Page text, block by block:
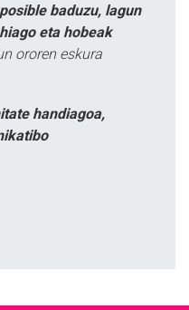
posible baduzu, lagun
eta hobeak
ororen eskura
handiagoa,